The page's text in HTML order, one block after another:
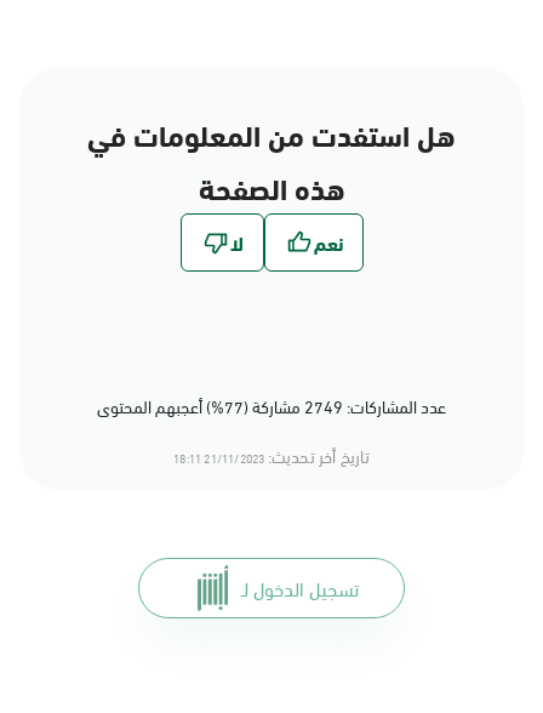
هل استفدت من المعلومات في
هذه الصفحة
عدد المشاركات: 2749 مشاركة (77%) أعجبهم المحتوى
تاريخ أخر تحديث: 21/11/2023 18:11
تسجيل الدخول لـ